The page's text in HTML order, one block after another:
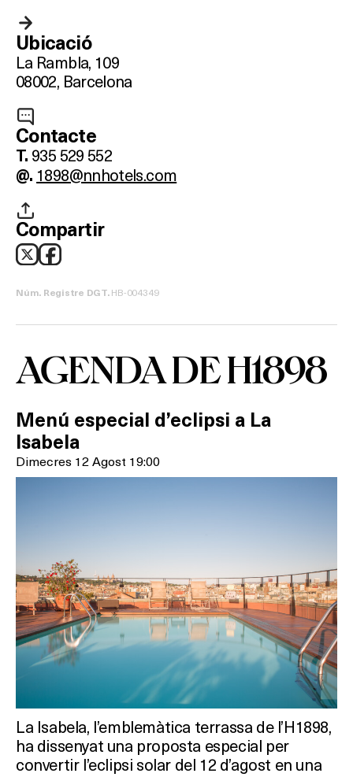
Què vols fer?
Ubicació
La Rambla, 109
08002, Barcelona
Contacte
T. 935 529 552
@. 1898@nnhotels.com
Compartir
Núm. Registre DGT.HB-004349
AGENDA DE H1898
Menú especial d’eclipsi a La
Isabela
Dimecres 12 Agost 19:00
La Isabela, l’emblemàtica terrassa de l’H1898,
ha dissenyat una proposta especial per
convertir l’eclipsi solar del 12 d’agost en una